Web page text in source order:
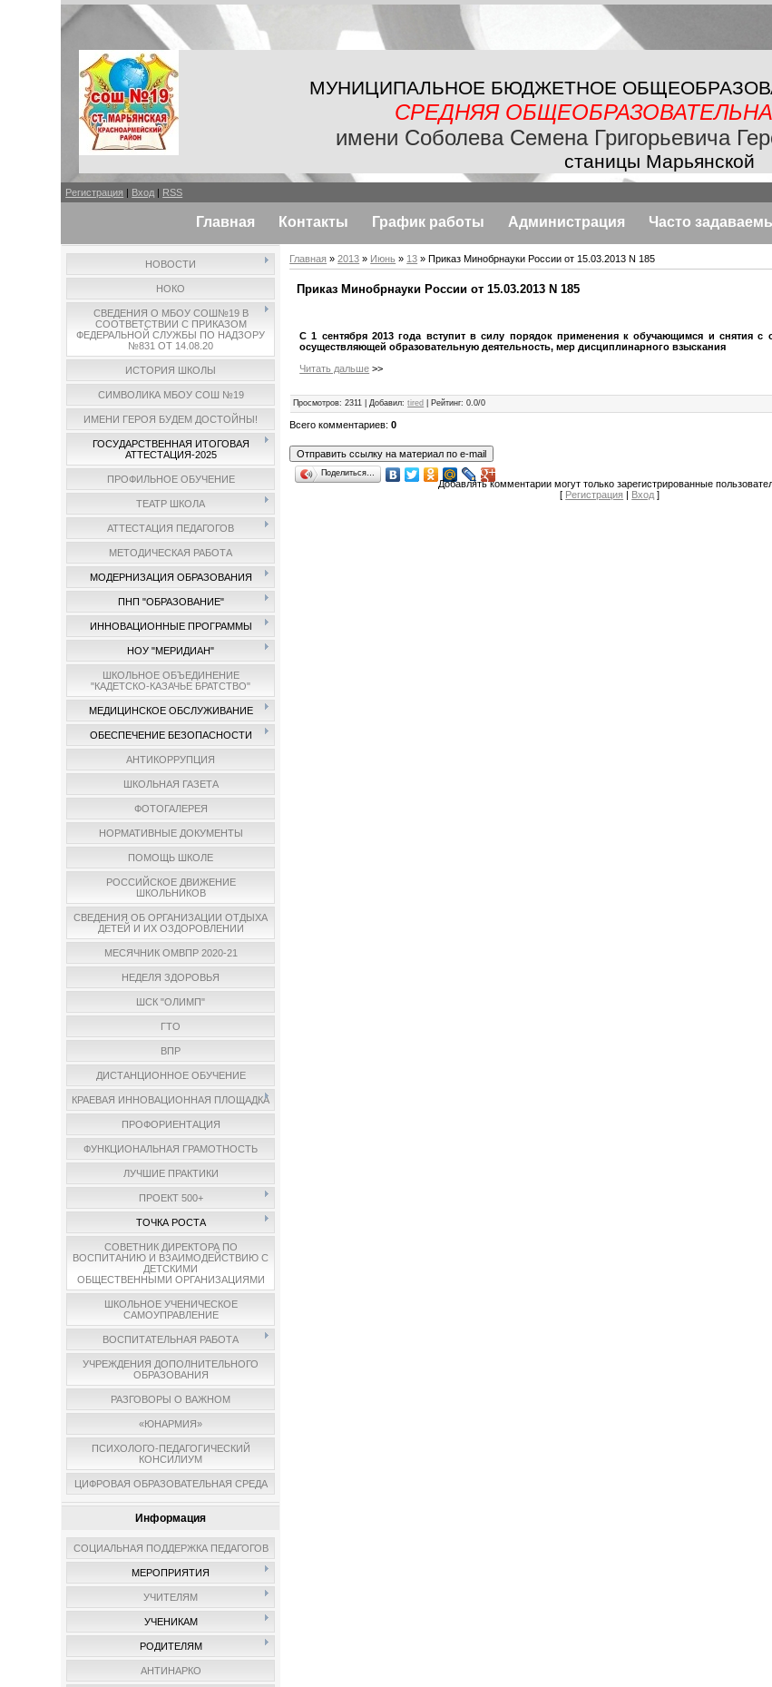
МУНИЦИПАЛЬНОЕ БЮДЖЕТНОЕ
СРЕДНЯЯ
имени Соболева Семена Григорьевича
станицы Марьянской
Регистрация | Вход | RSS
Главная Контакты График работы Администрация Часто
НОВОСТИ
НОКО
СВЕДЕНИЯ О МБОУ СОШ№19 В
СООТВЕТСТВИИ С ПРИКАЗОМ
ФЕДЕРАЛЬНОЙ СЛУЖБЫ ПО НАДЗОРУ
№831 ОТ 14.08.20
ИСТОРИЯ ШКОЛЫ
СИМВОЛИКА МБОУ СОШ №19
ИМЕНИ ГЕРОЯ БУДЕМ ДОСТОЙНЫ!
ГОСУДАРСТВЕННАЯ ИТОГОВАЯ
АТТЕСТАЦИЯ-2025
ПРОФИЛЬНОЕ ОБУЧЕНИЕ
ТЕАТР ШКОЛА
АТТЕСТАЦИЯ ПЕДАГОГОВ
МЕТОДИЧЕСКАЯ РАБОТА
МОДЕРНИЗАЦИЯ ОБРАЗОВАНИЯ
ПНП "ОБРАЗОВАНИЕ"
ИННОВАЦИОННЫЕ ПРОГРАММЫ
НОУ "МЕРИДИАН"
ШКОЛЬНОЕ ОБЪЕДИНЕНИЕ
"КАДЕТСКО-КАЗАЧЬЕ БРАТСТВО"
МЕДИЦИНСКОЕ ОБСЛУЖИВАНИЕ
ОБЕСПЕЧЕНИЕ БЕЗОПАСНОСТИ
АНТИКОРРУПЦИЯ
ШКОЛЬНАЯ ГАЗЕТА
ФОТОГАЛЕРЕЯ
НОРМАТИВНЫЕ ДОКУМЕНТЫ
ПОМОЩЬ ШКОЛЕ
РОССИЙСКОЕ ДВИЖЕНИЕ
ШКОЛЬНИКОВ
СВЕДЕНИЯ ОБ ОРГАНИЗАЦИИ ОТДЫХА
ДЕТЕЙ И ИХ ОЗДОРОВЛЕНИИ
МЕСЯЧНИК ОМВПР 2020-21
НЕДЕЛЯ ЗДОРОВЬЯ
ШСК "ОЛИМП"
ГТО
ВПР
ДИСТАНЦИОННОЕ ОБУЧЕНИЕ
КРАЕВАЯ ИННОВАЦИОННАЯ ПЛОЩАДКА
ПРОФОРИЕНТАЦИЯ
ФУНКЦИОНАЛЬНАЯ ГРАМОТНОСТЬ
ЛУЧШИЕ ПРАКТИКИ
ПРОЕКТ 500+
ТОЧКА РОСТА
СОВЕТНИК ДИРЕКТОРА ПО
ВОСПИТАНИЮ И ВЗАИМОДЕЙСТВИЮ С
ДЕТСКИМИ
ОБЩЕСТВЕННЫМИ ОРГАНИЗАЦИЯМИ
ШКОЛЬНОЕ УЧЕНИЧЕСКОЕ
САМОУПРАВЛЕНИЕ
ВОСПИТАТЕЛЬНАЯ РАБОТА
УЧРЕЖДЕНИЯ ДОПОЛНИТЕЛЬНОГО
ОБРАЗОВАНИЯ
РАЗГОВОРЫ О ВАЖНОМ
«ЮНАРМИЯ»
ПСИХОЛОГО-ПЕДАГОГИЧЕСКИЙ
КОНСИЛИУМ
ЦИФРОВАЯ ОБРАЗОВАТЕЛЬНАЯ СРЕДА
Информация
СОЦИАЛЬНАЯ ПОДДЕРЖКА ПЕДАГОГОВ
МЕРОПРИЯТИЯ
УЧИТЕЛЯМ
УЧЕНИКАМ
РОДИТЕЛЯМ
АНТИНАРКО
Главная »2013 » Июнь » 13 » Приказ Минобрнауки России от 15.03.2013 N 185
Приказ Минобрнауки России от 15.03.2013 N 185
С 1 сентября 2013 года вступит в силу порядок применения к обучающимся и снятия с
осуществляющей образовательную деятельность, мер дисциплинарного взыскания
Читать дальше >>
Просмотров: 2311 | Добавил:tired Рейтинг:0.0/0
Всего комментариев:0
Поделиться…
Добавлять комментарии могут только зарегистрированные
[ Регистрация | Вход ]